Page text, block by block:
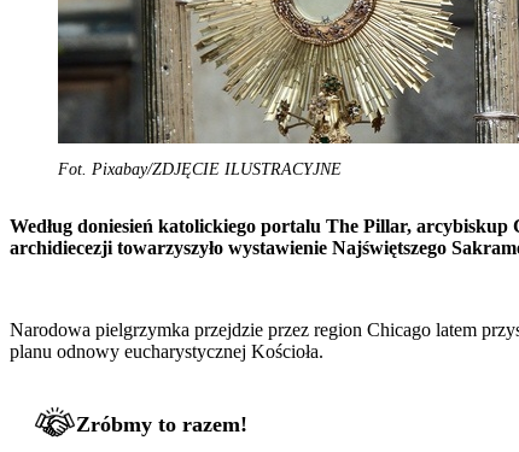
Fot. Pixabay/ZDJĘCIE ILUSTRACYJNE
Według doniesień katolickiego portalu The Pillar,
archidiecezji towarzyszyło wystawienie Najświętszego
Narodowa pielgrzymka przejdzie przez region Chicago latem
planu odnowy eucharystycznej Kościoła.
Zróbmy to razem!